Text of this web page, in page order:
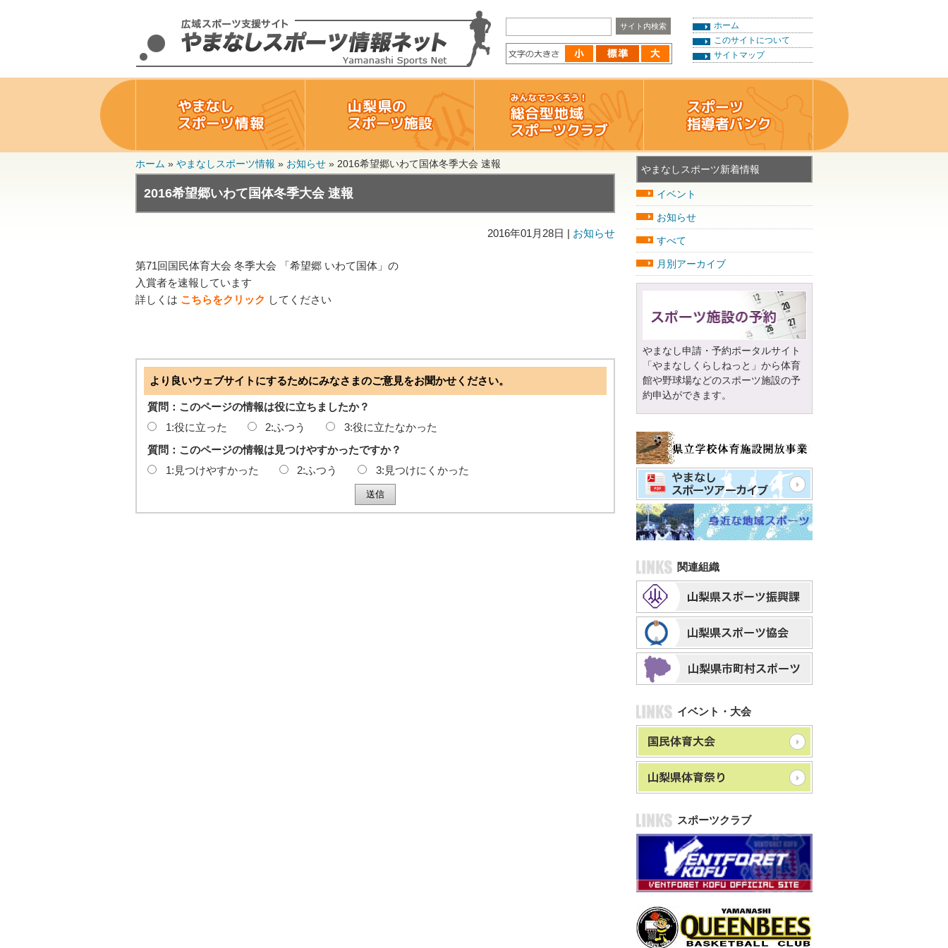
ホーム
このサイトについて
サイトマップ
ホーム » やまなしスポーツ情報 » お知らせ » 2016希望郷いわて国体冬季大会 速報
2016希望郷いわて国体冬季大会 速報
2016年01月28日 | お知らせ
第71回国民体育大会 冬季大会 「希望郷 いわて国体」の
入賞者を速報しています
詳しくは こちらをクリック してください
より良いウェブサイトにするためにみなさまのご意見をお聞かせください。
質問：このページの情報は役に立ちましたか？
1:役に立った
2:ふつう
3:役に立たなかった
質問：このページの情報は見つけやすかったですか？
1:見つけやすかった
2:ふつう 3:見つけにくかった
やまなしスポーツ新着情報
イベント
お知らせ
すべて
月別アーカイブ
やまなし申請・予約ポータルサイト
「やまなしくらしねっと」から体育
館や野球場などのスポーツ施設の予
約申込ができます。
関連組織
イベント・大会
スポーツクラブ